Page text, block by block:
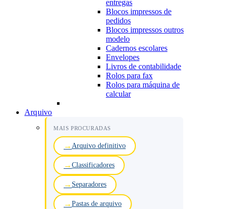
entregas
Blocos impressos de
pedidos
Blocos impressos outros
modelo
Cadernos escolares
Envelopes
Livros de contabilidade
Rolos para fax
Rolos para máquina de
calcular
Arquivo
MAIS PROCURADAS
Arquivo definitivo
Classificadores
Separadores
Pastas de arquivo